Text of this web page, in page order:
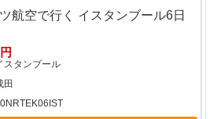
航空で行く イスタンブール6日
スタンブール
田